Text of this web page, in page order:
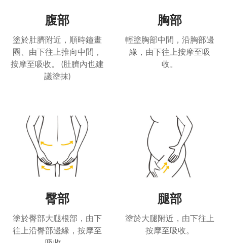
腹部
塗於肚臍附近，順時鐘畫
圈、由下往上推向中間，
按摩至吸收。 (肚臍內也建
議塗抹)
胸部
輕塗胸部中間，沿胸部邊
緣，由下往上按摩至吸
收。
臀部
塗於臀部大腿根部，由下
往上沿臀部邊緣，按摩至
腿部
塗於大腿附近，由下往上
按摩至吸收。